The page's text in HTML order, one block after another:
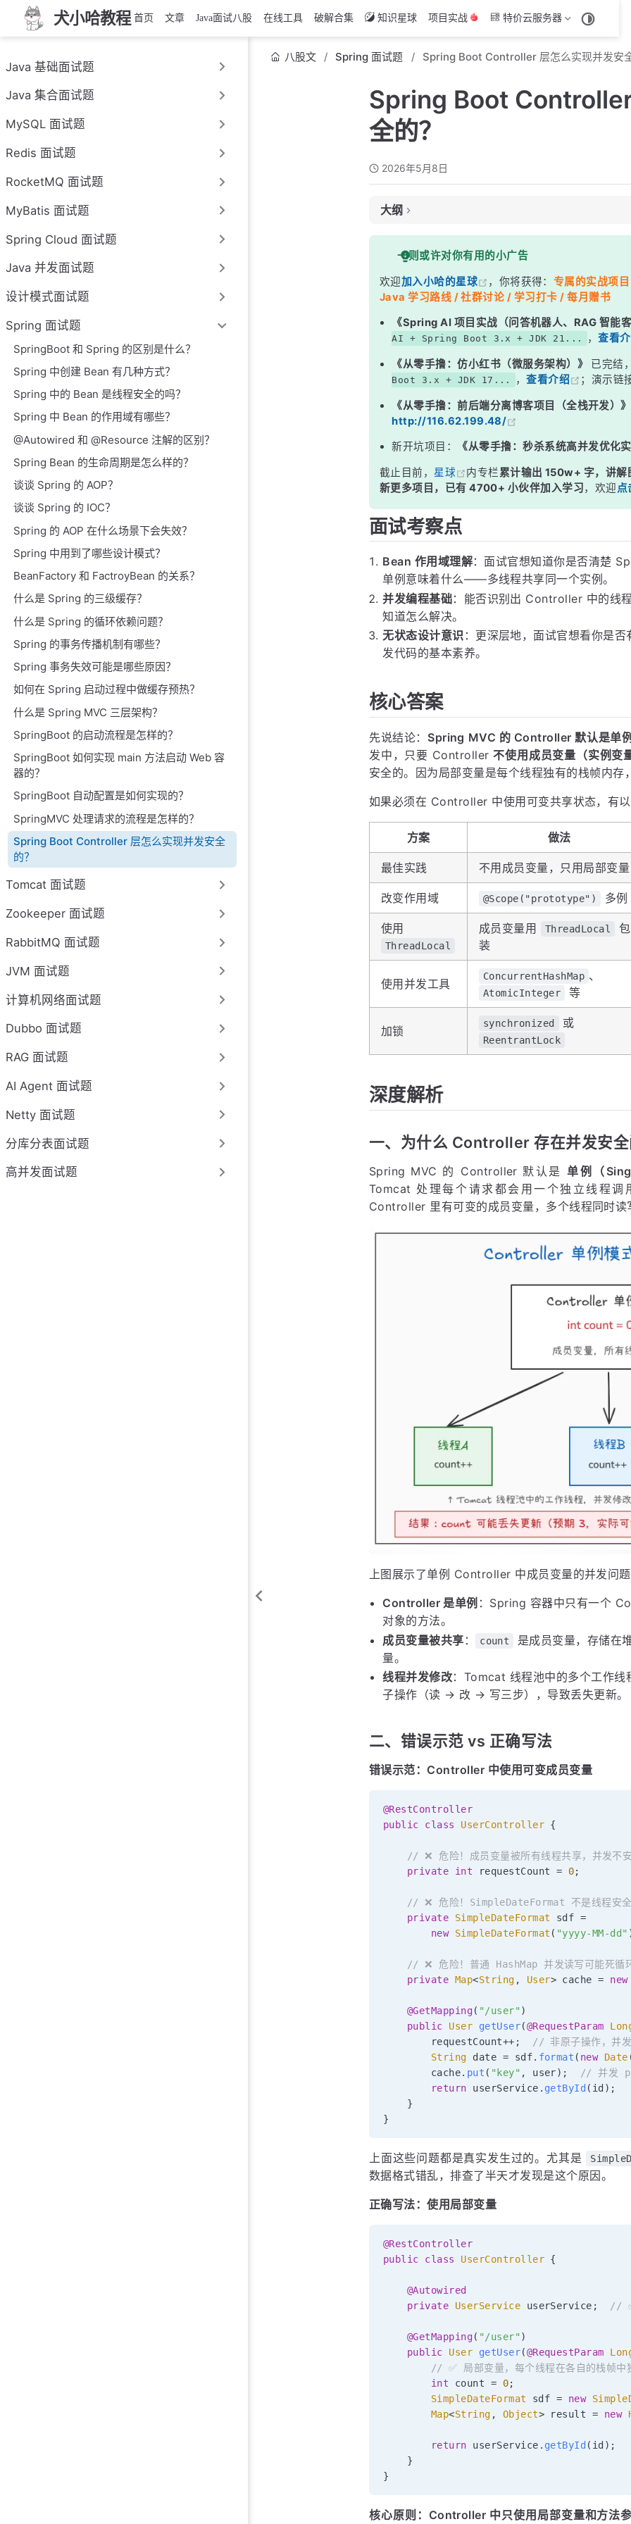
犬小哈教程 首页 文章 Java面试八股 在线工具 破解合集 知识星球 项目实战 特价云服务器
Java 基础面试题
Java 集合面试题
MySQL 面试题
Redis 面试题
RocketMQ 面试题
MyBatis 面试题
Spring Cloud 面试题
Java 并发面试题
设计模式面试题
Spring 面试题
SpringBoot 和 Spring 的区别是什么？
Spring 中创建 Bean 有几种方式？
Spring 中的 Bean 是线程安全的吗？
Spring 中 Bean 的作用域有哪些？
@Autowired 和 @Resource 注解的区别？
Spring Bean 的生命周期是怎么样的？
谈谈 Spring 的 AOP？
谈谈 Spring 的 IOC？
Spring 的 AOP 在什么场景下会失效？
Spring 中用到了哪些设计模式？
BeanFactory 和 FactroyBean 的关系？
什么是 Spring 的三级缓存？
什么是 Spring 的循环依赖问题？
Spring 的事务传播机制有哪些？
Spring 事务失效可能是哪些原因？
如何在 Spring 启动过程中做缓存预热？
什么是 Spring MVC 三层架构？
SpringBoot 的启动流程是怎样的？
SpringBoot 如何实现 main 方法启动 Web 容
器的？
SpringBoot 自动配置是如何实现的？
SpringMVC 处理请求的流程是怎样的？
Spring Boot Controller 层怎么实现并发安全
的？
Tomcat 面试题
Zookeeper 面试题
RabbitMQ 面试题
JVM 面试题
计算机网络面试题
Dubbo 面试题
RAG 面试题
AI Agent 面试题
Netty 面试题
分库分表面试题
高并发面试题
八股文 Spring 面试题 Spring Boot Controller 层怎么实现并发安
Spring Boot
全的？
2026年5月8日
大纲
面试考察点
核心答案
深度解析
二、错误示范 vs 正确写法
三、如果一定要用共享状态怎么办？
四、Service 层需要考虑并发安全吗？
五、一张图总结
面试高频追问
常见面试变体
总结
一则或许对你有用的小广告
欢迎加入小哈的星球 ，你将获得： 专属的实战项
Java 学习路线 / 社群讨论 / 学习打卡 / 每月赠书
《Spring AI 项目实战（问答机器人、RAG 智能
AI + Spring Boot 3.x + JDK 21... ，查看
《从零手撸：仿小红书（微服务架构）》 已完结
Boot 3.x + JDK 17... ，查看介绍 ；演示链
《从零手撸：前后端分离博客项目（全栈开发）》
http://116.62.199.48/
新开坑项目： 《从零手撸：秒杀系统高并发优化
截止目前， 星球 内专栏累计输出 150w+ 字，讲解
新更多项目，已有 4700+ 小伙伴加入学习，欢迎点
面试考察点
Bean 作用域理解：面试官想知道你是否清楚
单例意味着什么——多线程共享同一个实例。
并发编程基础：能否识别出 Controller 中的线
知道怎么解决。
无状态设计意识 ：更深层地，面试官想看你是
发代码的基本素养。
核心答案
先说结论： Spring MVC 的 Controller 默认是单
发中，只要 Controller不使用成员变量（实例变
安全的。因为局部变量是每个线程独有的栈帧内存
如果必须在 Controller 中使用可变共享状态，有
方案 做法
最佳实践 不用成员变量，只用局部变量
改变作用域 @Scope("prototype") 多例
使用
ThreadLocal
成员变量用 ThreadLocal
包
装
使用并发工具
ConcurrentHashMap 、
AtomicInteger 等
加锁
synchronized 或
ReentrantLock
深度解析
一、为什么 Controller 存在并发安
Spring MVC 的 Controller 默认是单例（
Tomcat 处理每个请求都会用一个独立线程
Controller 里有可变的成员变量，多个线程同时读
上图展示了单例 Controller 中成员变量的并发问
Controller 是单例 ：Spring 容器中只有一个
对象的方法。
成员变量被共享 ： count
是成员变量，存储在
量。
线程并发修改：Tomcat 线程池中的多个工作
子操作（读 → 改 → 写三步），导致丢失更新。
二、错误示范 vs 正确写法
错误示范：Controller 中使用可变成员变量
@RestController
public
class UserController {
// ❌ 危险！成员变量被所有线程共享，并发不
private
int requestCount = 0;
// ❌ 危险！SimpleDateFormat 不是线程安
private
SimpleDateFormat sdf =
new
SimpleDateFormat ( "yyyy-MM-dd"
// ❌ 危险！普通 HashMap 并发读写可能死循
private Map<String , User> cache = new
@GetMapping( "/user" )
public
User getUser(@RequestParam
        requestCount
++ ;
// 非原子操作，并
String date = sdf. format ( new Date
        cache
. put ( "key" , user) ;
// 并发
return userService . getById ( id ) ;
}
}
上面这些问题都是真实发生过的。尤其是
数据格式错乱，排查了半天才发现是这个原因。
正确写法：使用局部变量
@RestController
public
class UserController {
@Autowired
private
UserService userService ; //
@GetMapping( "/user" )
public
User getUser(@RequestParam
// ✅ 局部变量，每个线程在各自的栈帧中
int count = 0;
SimpleDateFormat sdf = new
Map<String , Object> result = new
return userService . getById ( id ) ;
}
}
核心原则：Controller 中只使用局部变量和方法